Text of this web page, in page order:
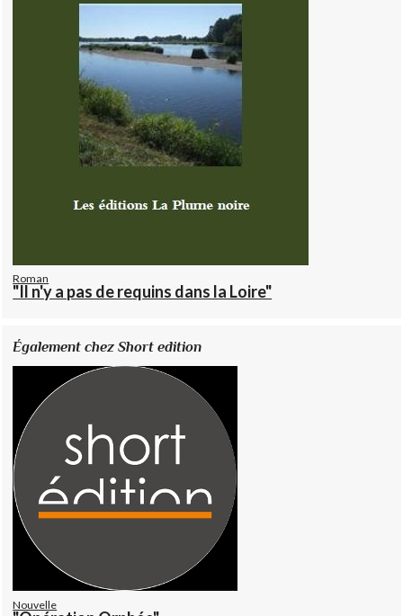
Roman
"Il n'y a pas de requins dans la Loire"
Également chez Short edition
Nouvelle